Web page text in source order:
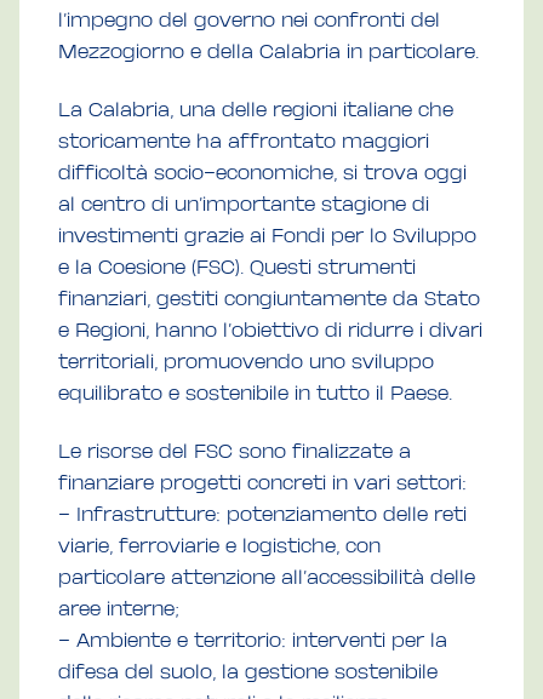
l’impegno del governo nei confronti del
Mezzogiorno e della Calabria in particolare.
La Calabria, una delle regioni italiane che
storicamente ha affrontato maggiori
difficoltà socio-economiche, si trova oggi
al centro di un’importante stagione di
investimenti grazie ai Fondi per lo Sviluppo
e la Coesione (FSC). Questi strumenti
finanziari, gestiti congiuntamente da Stato
e Regioni, hanno l’obiettivo di ridurre i divari
territoriali, promuovendo uno sviluppo
equilibrato e sostenibile in tutto il Paese.
Le risorse del FSC sono finalizzate a
finanziare progetti concreti in vari settori:
– Infrastrutture: potenziamento delle reti
viarie, ferroviarie e logistiche, con
particolare attenzione all’accessibilità delle
aree interne;
– Ambiente e territorio: interventi per la
difesa del suolo, la gestione sostenibile